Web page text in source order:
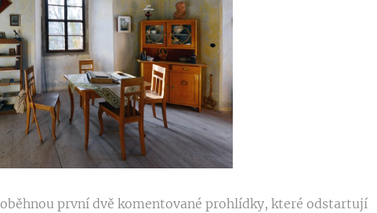
první dvě komentované prohlídky, které odstartují